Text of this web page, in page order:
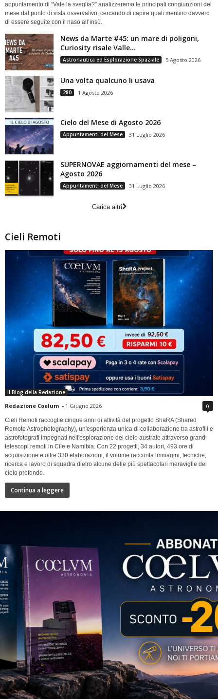
appuntamento di “Vale la sveglia?” analizzeremo le principali congiunzioni del
mese dal punto di vista osservativo, cercando di capire quali meritino davvero
di essere seguite con il naso all’insù.
News da Marte #45: un mare di poligoni,
Curiosity risale Valle...
Astronautica ed Esplorazione Spaziale 5 Agosto 2026
Una volta qualcuno li usava
280 1 Agosto 2026
Cielo del Mese di Agosto 2026
Appuntamenti del Mese 31 Luglio 2026
SUPERNOVAE aggiornamenti del mese –
Agosto 2026
Appuntamenti del Mese 31 Luglio 2026
Carica altri
Cieli Remoti
Il Blog della Redazione
Redazione Coelum - 1 Giugno 2026 0
Cieli Remoti raccoglie cinque anni di attività del progetto ShaRA (Shared
Remote Astrophotography), un'esperienza unica di collaborazione tra astrofili e
astrofotografi impegnati nell'esplorazione del cielo australe attraverso grandi
telescopi remoti in Cile e Namibia. Con 22 progetti, 34 autori, 493 ore di
acquisizione e oltre 330 elaborazioni, il volume racconta immagini, tecniche,
ricerca e lavoro di squadra dietro alcune delle più spettacolari meraviglie del
cielo profondo.
Continua a leggere